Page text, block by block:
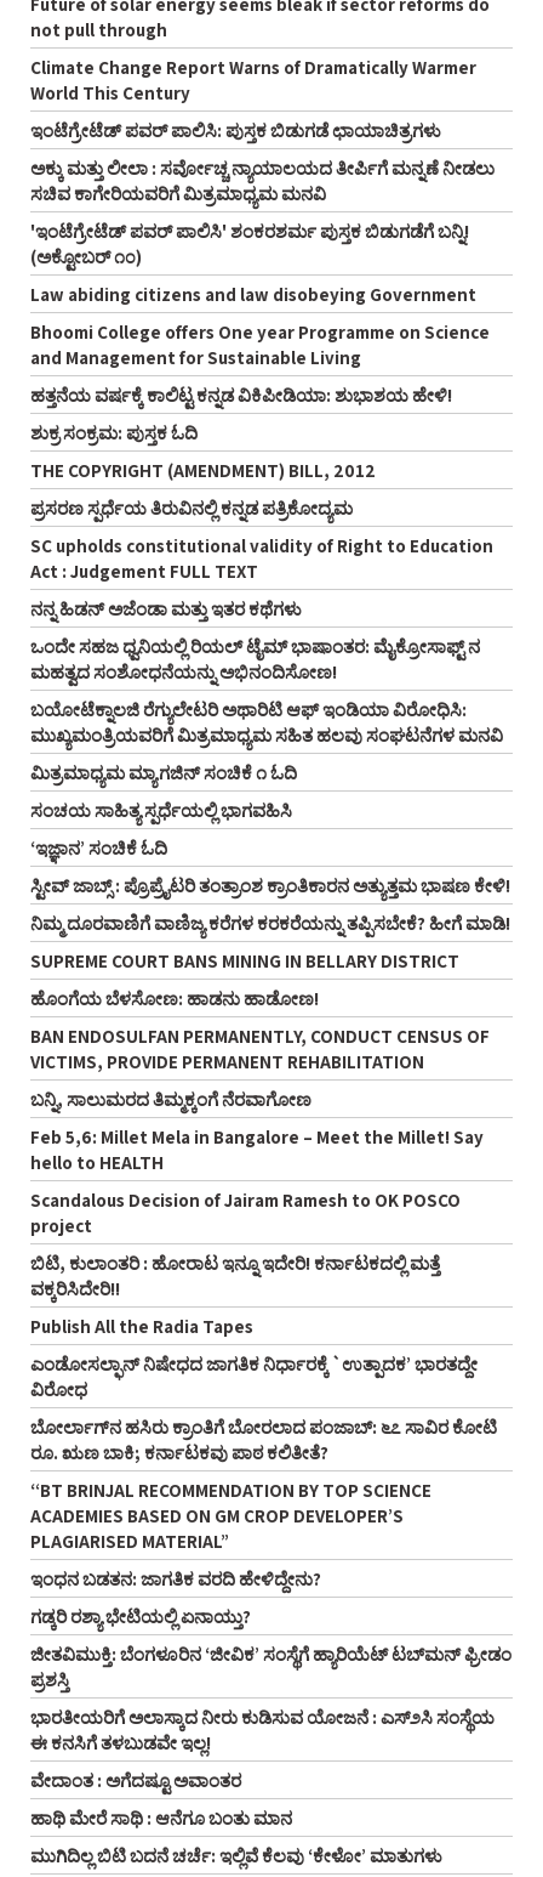
not pull through
Climate Change Report Warns of Dramatically Warmer
World This Century
ಇಂಟೆಗ್ರೇಟೆಡ್‌ ಪವರ್‌ ಪಾಲಿಸಿ: ಪುಸ್ತಕ ಬಿಡುಗಡೆ ಛಾಯಾಚಿತ್ರಗಳು
ಅಕ್ಕು ಮತ್ತು ಲೀಲಾ : ಸರ್ವೋಚ್ಚ ನ್ಯಾಯಾಲಯದ ತೀರ್ಪಿಗೆ ಮನ್ನಣೆ ನೀಡಲು
ಸಚಿವ ಕಾಗೇರಿಯವರಿಗೆ ಮಿತ್ರಮಾಧ್ಯಮ ಮನವಿ
'ಇಂಟೆಗ್ರೇಟೆಡ್‌ ಪವರ್‌ ಪಾಲಿಸಿ' ಶಂಕರಶರ್ಮ ಪುಸ್ತಕ ಬಿಡುಗಡೆಗೆ ಬನ್ನಿ!
(ಅಕ್ಟೋಬರ್‌ ೧೦)
Law abiding citizens and law disobeying Government
Bhoomi College offers One year Programme on Science
and Management for Sustainable Living
ಹತ್ತನೆಯ ವರ್ಷಕ್ಕೆ ಕಾಲಿಟ್ಟ ಕನ್ನಡ ವಿಕಿಪೀಡಿಯಾ: ಶುಭಾಶಯ ಹೇಳಿ!
ಶುಕ್ರ ಸಂಕ್ರಮ: ಪುಸ್ತಕ ಓದಿ
THE COPYRIGHT (AMENDMENT) BILL, 2012
ಪ್ರಸರಣ ಸ್ಪರ್ಧೆಯ ತಿರುವಿನಲ್ಲಿ ಕನ್ನಡ ಪತ್ರಿಕೋದ್ಯಮ
SC upholds constitutional validity of Right to Education
Act : Judgement FULL TEXT
ನನ್ನ ಹಿಡನ್‌ ಅಜೆಂಡಾ ಮತ್ತು ಇತರ ಕಥೆಗಳು
ಒಂದೇ ಸಹಜ ಧ್ವನಿಯಲ್ಲಿ ರಿಯಲ್‌ ಟೈಮ್‌ ಭಾಷಾಂತರ: ಮೈಕ್ರೋಸಾಫ್ಟ್‌ ನ
ಮಹತ್ವದ ಸಂಶೋಧನೆಯನ್ನು ಅಭಿನಂದಿಸೋಣ!
ಬಯೋಟೆಕ್ನಾಲಜಿ ರೆಗ್ಯುಲೇಟರಿ ಅಥಾರಿಟಿ ಆಫ್‌ ಇಂಡಿಯಾ ವಿರೋಧಿಸಿ:
ಮುಖ್ಯಮಂತ್ರಿಯವರಿಗೆ ಮಿತ್ರಮಾಧ್ಯಮ ಸಹಿತ ಹಲವು ಸಂಘಟನೆಗಳ ಮನವಿ
ಮಿತ್ರಮಾಧ್ಯಮ ಮ್ಯಾಗಜಿನ್‌ ಸಂಚಿಕೆ ೧ ಓದಿ
ಸಂಚಯ ಸಾಹಿತ್ಯ ಸ್ಪರ್ಧೆಯಲ್ಲಿ ಭಾಗವಹಿಸಿ
‘ಇಜ್ಞಾನ’ ಸಂಚಿಕೆ ಓದಿ
ಸ್ಟೀವ್‌ ಜಾಬ್ಸ್‌ : ಪ್ರೊಪ್ರೈಟರಿ ತಂತ್ರಾಂಶ ಕ್ರಾಂತಿಕಾರನ ಅತ್ಯುತ್ತಮ ಭಾಷಣ ಕೇಳಿ!
ನಿಮ್ಮ ದೂರವಾಣಿಗೆ ವಾಣಿಜ್ಯ ಕರೆಗಳ ಕರಕರೆಯನ್ನು ತಪ್ಪಿಸಬೇಕೆ? ಹೀಗೆ ಮಾಡಿ!
SUPREME COURT BANS MINING IN BELLARY DISTRICT
ಹೊಂಗೆಯ ಬೆಳಸೋಣ: ಹಾಡನು ಹಾಡೋಣ!
BAN ENDOSULFAN PERMANENTLY, CONDUCT CENSUS OF
VICTIMS, PROVIDE PERMANENT REHABILITATION
ಬನ್ನಿ, ಸಾಲುಮರದ ತಿಮ್ಮಕ್ಕಂಗೆ ನೆರವಾಗೋಣ
Feb 5,6: Millet Mela in Bangalore – Meet the Millet! Say
hello to HEALTH
Scandalous Decision of Jairam Ramesh to OK POSCO
project
ಬಿಟಿ, ಕುಲಾಂತರಿ : ಹೋರಾಟ ಇನ್ನೂ ಇದೇರಿ! ಕರ್ನಾಟಕದಲ್ಲಿ ಮತ್ತೆ
ವಕ್ಕರಿಸಿದೇರಿ!!
Publish All the Radia Tapes
ಎಂಡೋಸಲ್ಫಾನ್ ನಿಷೇಧದ ಜಾಗತಿಕ ನಿರ್ಧಾರಕ್ಕೆ `ಉತ್ಪಾದಕ’ ಭಾರತದ್ದೇ
ವಿರೋಧ
ಬೋರ್ಲಾಗ್‌ನ ಹಸಿರು ಕ್ರಾಂತಿಗೆ ಬೋರಲಾದ ಪಂಜಾಬ್: ೬೭ ಸಾವಿರ ಕೋಟಿ
ರೂ. ಋಣ ಬಾಕಿ; ಕರ್ನಾಟಕವು ಪಾಠ ಕಲಿತೀತೆ?
“BT BRINJAL RECOMMENDATION BY TOP SCIENCE
ACADEMIES BASED ON GM CROP DEVELOPER’S
PLAGIARISED MATERIAL”
ಇಂಧನ ಬಡತನ: ಜಾಗತಿಕ ವರದಿ ಹೇಳಿದ್ದೇನು?
ಗಡ್ಕರಿ ರಶ್ಯಾ ಭೇಟಿಯಲ್ಲಿ ಏನಾಯ್ತು?
ಜೀತವಿಮುಕ್ತಿ: ಬೆಂಗಳೂರಿನ ‘ಜೀವಿಕ’ ಸಂಸ್ಥೆಗೆ ಹ್ಯಾರಿಯೆಟ್ ಟಬ್‌ಮನ್ ಫ್ರೀಡಂ
ಪ್ರಶಸ್ತಿ
ಭಾರತೀಯರಿಗೆ ಅಲಾಸ್ಕಾದ ನೀರು ಕುಡಿಸುವ ಯೋಜನೆ : ಎಸ್೨ಸಿ ಸಂಸ್ಥೆಯ
ಈ ಕನಸಿಗೆ ತಳಬುಡವೇ ಇಲ್ಲ!
ವೇದಾಂತ : ಅಗೆದಷ್ಟೂ ಅವಾಂತರ
ಹಾಥಿ ಮೇರೆ ಸಾಥಿ : ಆನೆಗೂ ಬಂತು ಮಾನ
ಮುಗಿದಿಲ್ಲ ಬಿಟಿ ಬದನೆ ಚರ್ಚೆ: ಇಲ್ಲಿವೆ ಕೆಲವು ‘ಕೇಳೋ’ ಮಾತುಗಳು